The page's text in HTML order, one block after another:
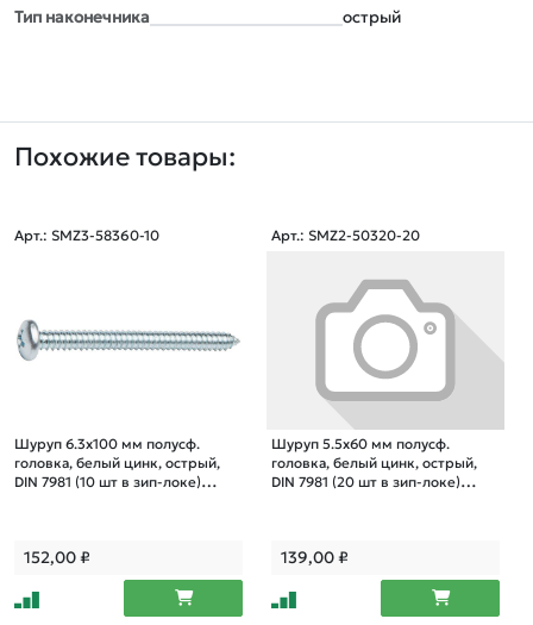
Тип наконечника
острый
Похожие товары:
Арт.: SMZ3-58360-10
Шуруп 6.3х100 мм полусф.
головка, белый цинк, острый,
DIN 7981 (10 шт в зип-локе)
152,00₽
Арт.: SMZ2-50320-20
Шуруп 5.5х60 мм полусф.
головка, белый цинк, острый,
DIN 7981 (20 шт в зип-локе)
139,00₽